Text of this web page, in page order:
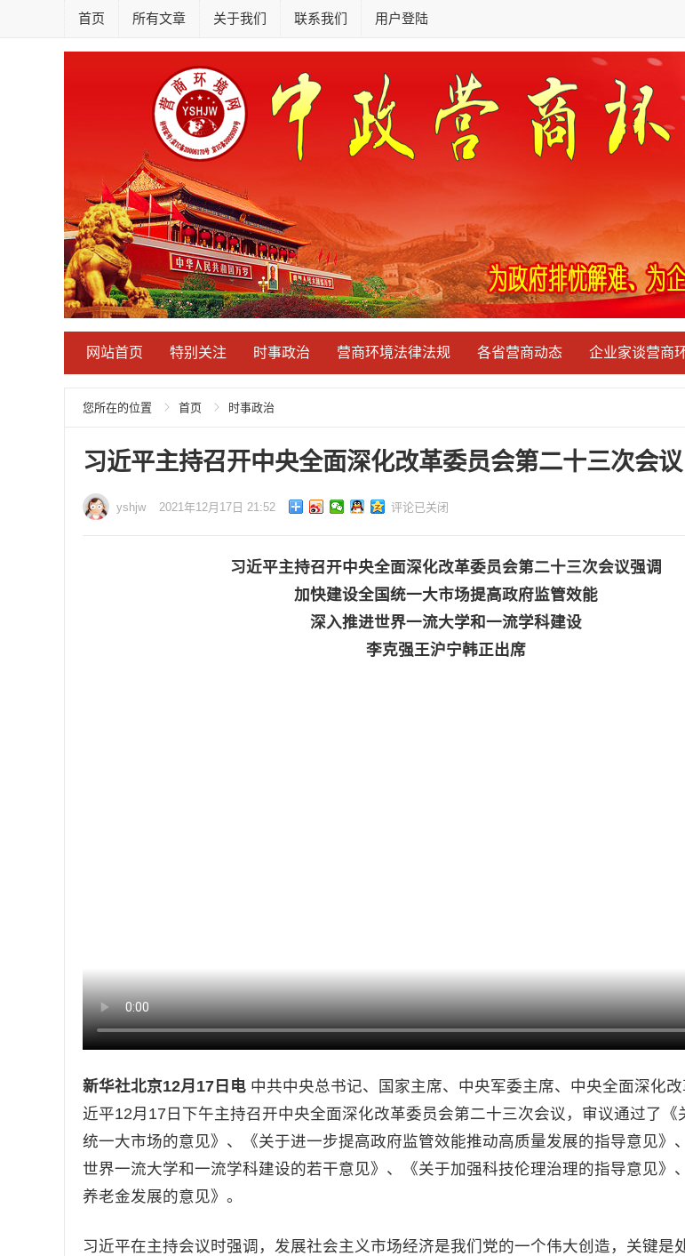
首页 所有文章 关于我们 联系我们 用户登陆
网站首页 特别关注 时事政治 营商环境法律法规 各省营商动态 企业家谈营商
您所在的位置 首页 时事政治
习近平主持召开中央全面深化改革委员会第二十三次会议
yshjw 2021年12月17日 21:52 评论已关闭
习近平主持召开中央全面深化改革委员会第二十三次会议强调
加快建设全国统一大市场提高政府监管效能
深入推进世界一流大学和一流学科建设
李克强王沪宁韩正出席
新华社北京12月17日电 中共中央总书记、国家主席、中央军委主席、中央全面深化
近平12月17日下午主持召开中央全面深化改革委员会第二十三次会议，审议通过了《
统一大市场的意见》、《关于进一步提高政府监管效能推动高质量发展的指导意见》
世界一流大学和一流学科建设的若干意见》、《关于加强科技伦理治理的指导意见》
养老金发展的意见》。
习近平在主持会议时强调，发展社会主义市场经济是我们党的一个伟大创造，关键是